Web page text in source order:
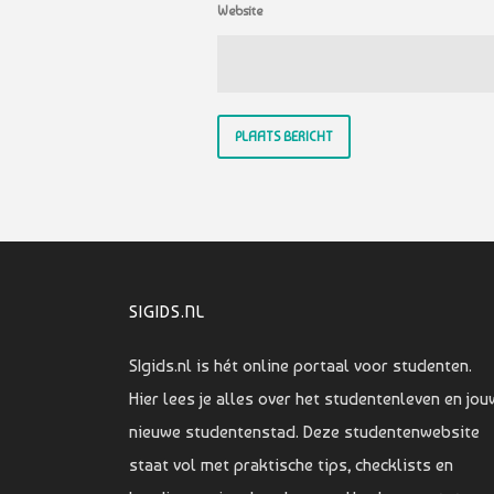
Website
SIGIDS.NL
SIgids.nl is hét online portaal voor studenten.
Hier lees je alles over het studentenleven en
nieuwe studentenstad. Deze studentenwebsite
staat vol met praktische tips, checklists en